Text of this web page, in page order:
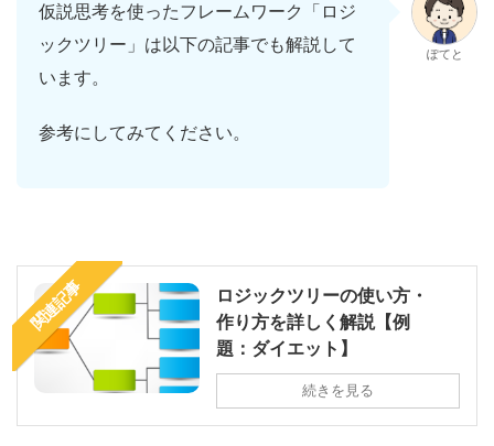
仮説思考を使ったフレームワーク「ロジ
ックツリー」は以下の記事でも解説して
います。
参考にしてみてください。
ぽてと
関連記事
ロジックツリーの使い方・
作り方を詳しく解説【例
題：ダイエット】
続きを見る